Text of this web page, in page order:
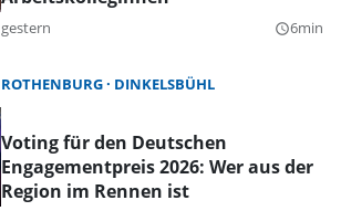
gestern query_builder6min
ROTHENBURG DINKELSBÜHL
Voting für den Deutschen
Engagementpreis 2026: Wer aus der
Region im Rennen ist